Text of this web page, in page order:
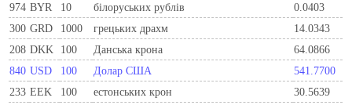
974 BYR 10 білоруських рублів
0.0403
300 GRD 1000 грецьких драхм
14.0343
208 DKK 100 Данська крона
64.0866
840 USD 100 Долар США
541.7700
233 EEK 100 естонських крон
30.5639